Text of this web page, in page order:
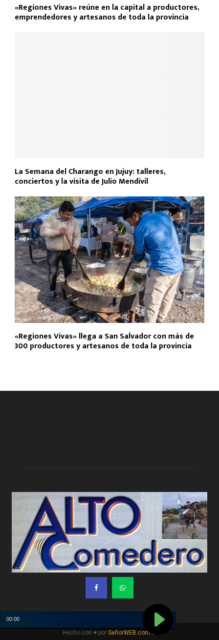
«Regiones Vivas» reúne en la capital a productores,
emprendedores y artesanos de toda la provincia
La Semana del Charango en Jujuy: talleres,
conciertos y la visita de Julio Mendívil
«Regiones Vivas» llega a San Salvador con más de
300 productores y artesanos de toda la provincia
Hecho con ♥ por SeñorWEB.com.ar